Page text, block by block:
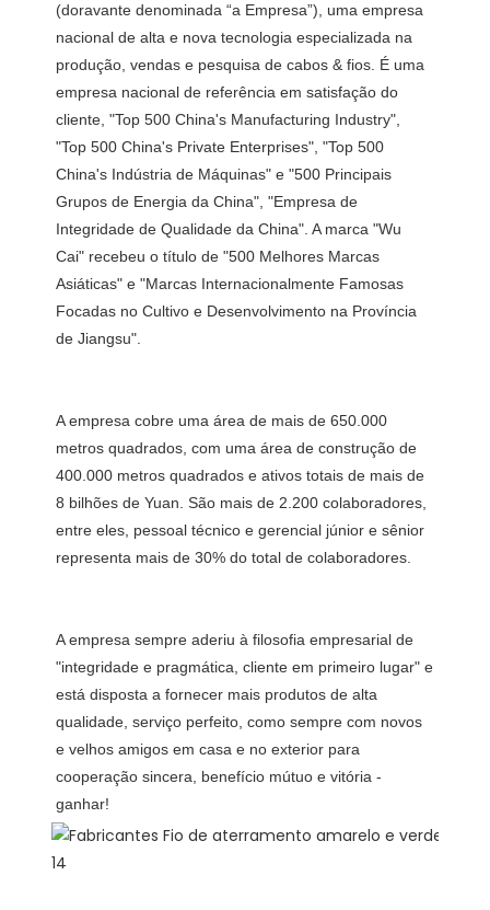
(doravante denominada “a Empresa”), uma empresa
nacional de alta e nova tecnologia especializada na
produção, vendas e pesquisa de cabos & fios. É uma
empresa nacional de referência em satisfação do
cliente, "Top 500 China's Manufacturing Industry",
"Top 500 China's Private Enterprises", "Top 500
China's Indústria de Máquinas" e "500 Principais
Grupos de Energia da China", "Empresa de
Integridade de Qualidade da China". A marca "Wu
Cai" recebeu o título de "500 Melhores Marcas
Asiáticas" e "Marcas Internacionalmente Famosas
Focadas no Cultivo e Desenvolvimento na Província
A empresa cobre uma área de mais de 650.000
metros quadrados, com uma área de construção de
400.000 metros quadrados e ativos totais de mais de
8 bilhões de Yuan. São mais de 2.200 colaboradores,
entre eles, pessoal técnico e gerencial júnior e sênior
A empresa sempre aderiu à filosofia empresarial de
"integridade e pragmática, cliente em primeiro lugar" e
está disposta a fornecer mais produtos de alta
qualidade, serviço perfeito, como sempre com novos
e velhos amigos em casa e no exterior para
cooperação sincera, benefício mútuo e vitória -